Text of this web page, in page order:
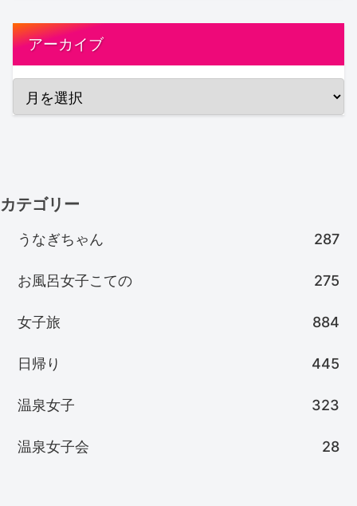
アーカイブ
カテゴリー
うなぎちゃん 287
お風呂女子こての 275
女子旅 884
日帰り 445
温泉女子 323
温泉女子会 28